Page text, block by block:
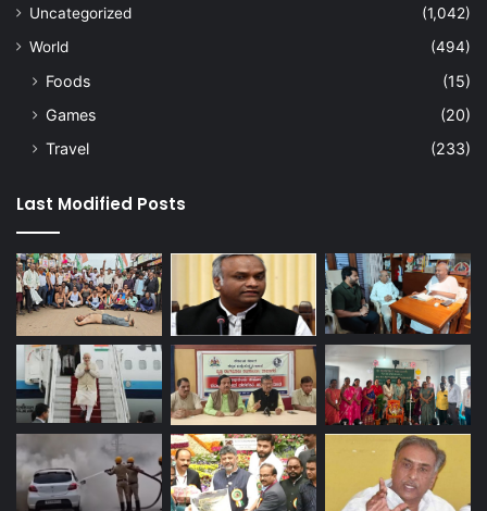
Uncategorized
(1,042)
World
(494)
Foods
(15)
Games
(20)
Travel
(233)
Last Modified Posts